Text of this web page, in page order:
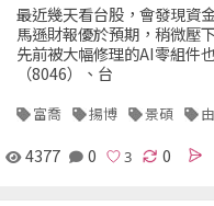
最近幾天看台股，會發現資
馬遜財報優於預期，稍微壓
先前被大幅修理的AI零組件
（8046）、台
富喬 揚博 景碩
4377 0 0